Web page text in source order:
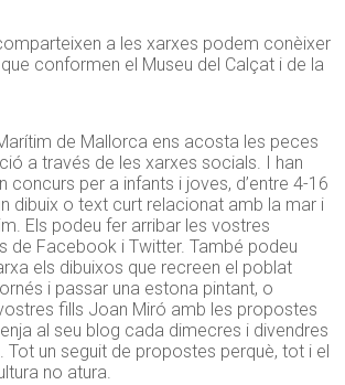
a les xarxes podem conèixer
conformen el Museu del Calçat i de la
de Mallorca ens acosta les peces
a través de les xarxes socials. I han
concurs per a infants i joves, d’entre 4-16
dibuix o text curt relacionat amb la mar i
Els podeu fer arribar les vostres
de Facebook i Twitter. També podeu
els dibuixos que recreen el poblat
i passar una estona pintant, o
fills Joan Miró amb les propostes
al seu blog cada dimecres i divendres
Tot un seguit de propostes perquè, tot i el
no atura.